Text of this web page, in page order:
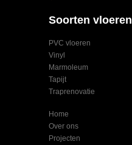
Soorten vloeren
PVC vloeren
Vinyl
Marmoleum
Tapijt
Traprenovatie
Home
Over ons
Projecten